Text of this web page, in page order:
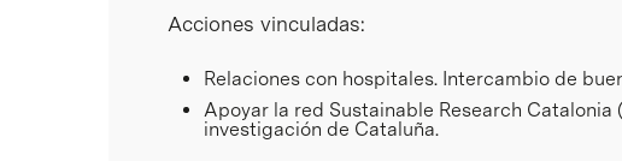
Acciones vinculadas:
Relaciones con hospitales. Intercambio de
Apoyar la red Sustainable Research
investigación de Cataluña.